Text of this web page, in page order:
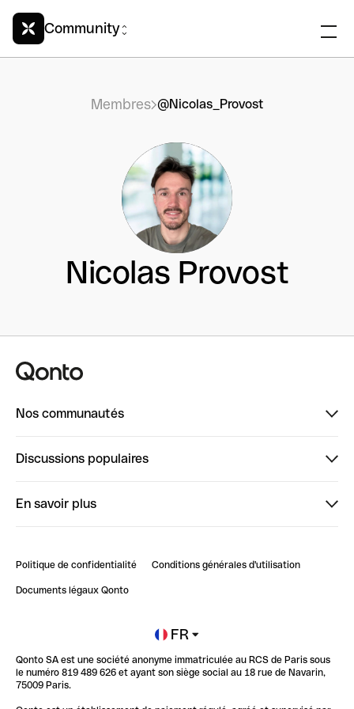
Community
Membres @Nicolas_Provost
Nicolas Provost
Nos communautés
ClubQonto
Discussions populaires
Impact de l'IA sur les carrières/productivité
En savoir plus
Blog
Newsroom
Glossaire finance
Politique de confidentialité Conditions générales d'utilisation
Documents légaux Qonto
FR
Qonto SA est une société anonyme immatriculée au RCS de Paris sous
le numéro 819 489 626 et ayant son siège social au 18 rue de Navarin,
75009 Paris.